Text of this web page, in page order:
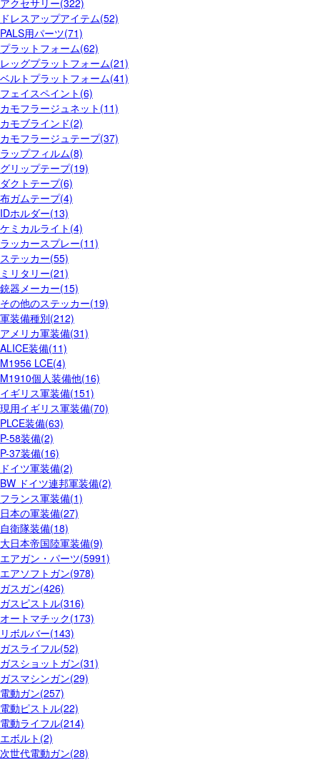
アクセサリー(322)
ドレスアップアイテム(52)
PALS用パーツ(71)
プラットフォーム(62)
レッグプラットフォーム(21)
ベルトプラットフォーム(41)
フェイスペイント(6)
カモフラージュネット(11)
カモブラインド(2)
カモフラージュテープ(37)
ラップフィルム(8)
グリップテープ(19)
ダクトテープ(6)
布ガムテープ(4)
IDホルダー(13)
ケミカルライト(4)
ラッカースプレー(11)
ステッカー(55)
ミリタリー(21)
銃器メーカー(15)
その他のステッカー(19)
軍装備種別(212)
アメリカ軍装備(31)
ALICE装備(11)
M1956 LCE(4)
M1910個人装備他(16)
イギリス軍装備(151)
現用イギリス軍装備(70)
PLCE装備(63)
P-58装備(2)
P-37装備(16)
ドイツ軍装備(2)
BW ドイツ連邦軍装備(2)
フランス軍装備(1)
日本の軍装備(27)
自衛隊装備(18)
大日本帝国陸軍装備(9)
エアガン・パーツ(5991)
エアソフトガン(978)
ガスガン(426)
ガスピストル(316)
オートマチック(173)
リボルバー(143)
ガスライフル(52)
ガスショットガン(31)
ガスマシンガン(29)
電動ガン(257)
電動ピストル(22)
電動ライフル(214)
エボルト(2)
次世代電動ガン(28)